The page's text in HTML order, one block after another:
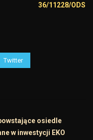
36/11228/ODS
Twitter
osiedle
w inwestycji EKO